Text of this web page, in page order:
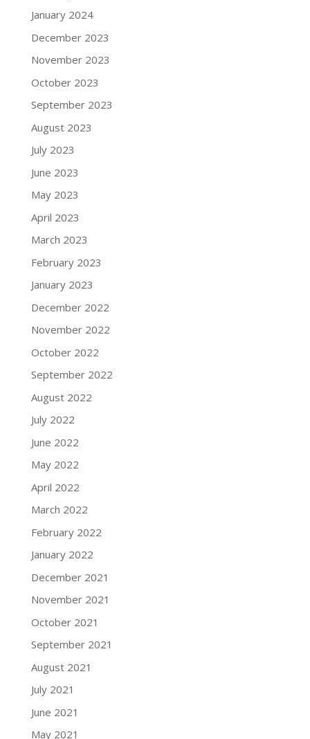
January 2024
December 2023
November 2023
October 2023
September 2023
August 2023
July 2023
June 2023
May 2023
April 2023
March 2023
February 2023
January 2023
December 2022
November 2022
October 2022
September 2022
August 2022
July 2022
June 2022
May 2022
April 2022
March 2022
February 2022
January 2022
December 2021
November 2021
October 2021
September 2021
August 2021
July 2021
June 2021
May 2021